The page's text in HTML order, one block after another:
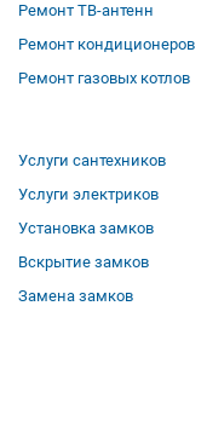
Ремонт ТВ-антенн
Ремонт кондиционеров
Ремонт газовых котлов
Услуги сантехников
Услуги электриков
Установка замков
Вскрытие замков
Замена замков